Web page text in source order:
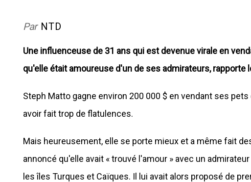
Par NTD
Une influenceuse de 31 ans qui est devenue virale en
qu'elle était amoureuse d'un de ses admirateurs, rapporte
Steph Matto gagne environ 200 000 $ en vendant ses
avoir fait trop de flatulences.
Mais heureusement, elle se porte mieux et a même fait
annoncé qu'elle avait « trouvé l'amour » avec un
les îles Turques et Caïques. Il lui avait alors proposé de